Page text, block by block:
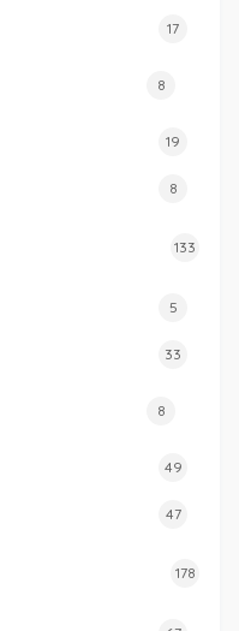
17
8
19
8
133
5
33
8
49
47
178